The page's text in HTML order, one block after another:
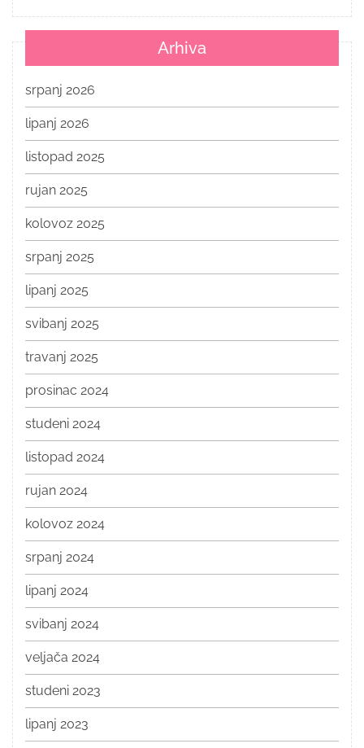
Arhiva
srpanj 2026
lipanj 2026
listopad 2025
rujan 2025
kolovoz 2025
srpanj 2025
lipanj 2025
svibanj 2025
travanj 2025
prosinac 2024
studeni 2024
listopad 2024
rujan 2024
kolovoz 2024
srpanj 2024
lipanj 2024
svibanj 2024
veljača 2024
studeni 2023
lipanj 2023